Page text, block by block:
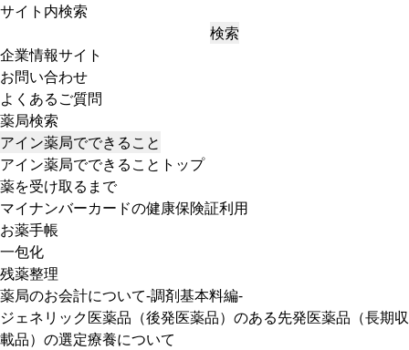
サイト内検索
検索
企業情報サイト
お問い合わせ
よくあるご質問
薬局検索
アイン薬局でできること
アイン薬局でできることトップ
薬を受け取るまで
マイナンバーカードの健康保険証利用
お薬手帳
一包化
残薬整理
薬局のお会計について-調剤基本料編-
ジェネリック医薬品（後発医薬品）のある先発医薬品（長期収
載品）の選定療養について